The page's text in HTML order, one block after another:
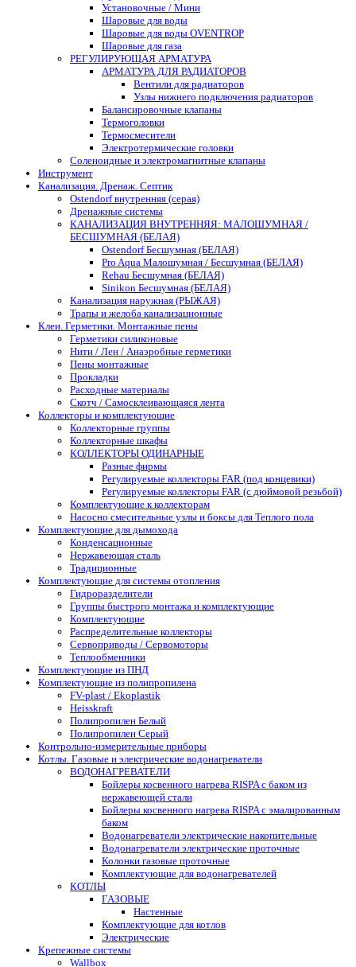
Установочные / Мини
Шаровые для воды
Шаровые для воды OVENTROP
Шаровые для газа
РЕГУЛИРУЮЩАЯ АРМАТУРА
АРМАТУРА ДЛЯ РАДИАТОРОВ
Вентили для радиаторов
Узлы нижнего подключения радиаторов
Балансировочные клапаны
Термоголовки
Термосмесители
Электротермические головки
Соленоидные и электромагнитные клапаны
Инструмент
Канализация. Дренаж. Септик
Ostendorf внутренняя (серая)
Дренажные системы
КАНАЛИЗАЦИЯ ВНУТРЕННЯЯ: МАЛОШУМНАЯ /
БЕСШУМНАЯ (БЕЛАЯ)
Ostendorf Бесшумная (БЕЛАЯ)
Pro Aqua Малошумная / Бесшумная (БЕЛАЯ)
Rehau Бесшумная (БЕЛАЯ)
Sinikon Бесшумная (БЕЛАЯ)
Канализация наружная (РЫЖАЯ)
Трапы и желоба канализационные
Клеи. Герметики. Монтажные пены
Герметики силиконовые
Нити / Лен / Анаэробные герметики
Пены монтажные
Прокладки
Расходные материалы
Скотч / Самосклеивающаяся лента
Коллекторы и комплектующие
Коллекторные группы
Коллекторные шкафы
КОЛЛЕКТОРЫ ОДИНАРНЫЕ
Разные фирмы
Регулируемые коллекторы FAR (под концевики)
Регулируемые коллекторы FAR (с дюймовой резьбой)
Комплектующие к коллекторам
Насосно смесительные узлы и боксы для Теплого пола
Комплектующие для дымохода
Конденсационные
Нержавеющая сталь
Традиционные
Комплектующие для системы отопления
Гидроразделители
Группы быстрого монтажа и комплектующие
Комплектующие
Распределительные коллекторы
Сервоприводы / Сервомоторы
Теплообменники
Комплектующие из ПНД
Комплектующие из полипропилена
FV-plast / Ekoplastik
Heisskraft
Полипропилен Белый
Полипропилен Серый
Контрольно-измерительные приборы
Котлы. Газовые и электрические водонагреватели
ВОДОНАГРЕВАТЕЛИ
Бойлеры косвенного нагрева RISPA с баком из
нержавеющей стали
Бойлеры косвенного нагрева RISPA с эмалированным
баком
Водонагреватели электрические накопительные
Водонагреватели электрические проточные
Колонки газовые проточные
Комплектующие для водонагревателей
КОТЛЫ
ГАЗОВЫЕ
Настенные
Комплектующие для котлов
Электрические
Крепежные системы
Wallbox